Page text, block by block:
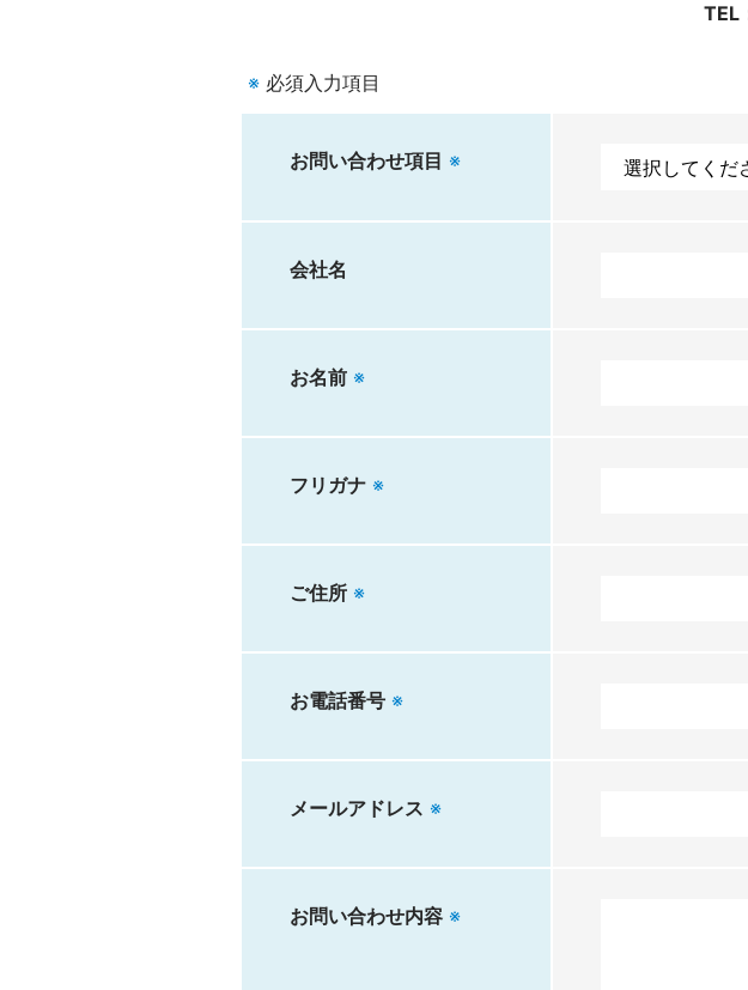
※ 必須入力項目
お問い合わせ項目 ※
会社名
お名前 ※
フリガナ ※
ご住所 ※
お電話番号 ※
メールアドレス ※
お問い合わせ内容 ※